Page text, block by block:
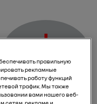
light
Electrotechnical
правильную
рекламные
работу функций
трафик. Мы также
вами нашего веб-